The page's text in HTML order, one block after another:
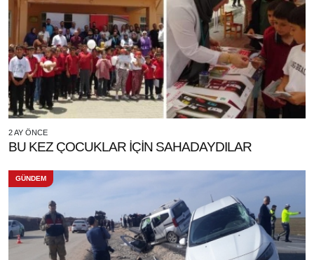
2 AY ÖNCE
BU KEZ ÇOCUKLAR İÇİN SAHADAYDILAR
GÜNDEM